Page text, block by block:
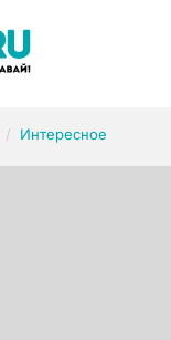
Интересное